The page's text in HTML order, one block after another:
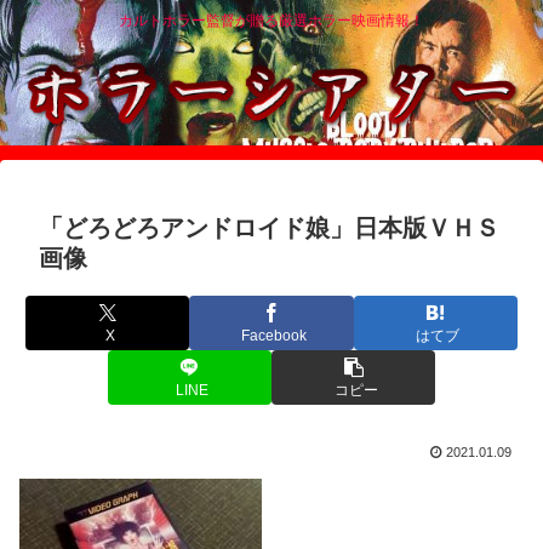
カルトホラー監督が贈る厳選ホラー映画情報！
「どろどろアンドロイド娘」日本版ＶＨＳ
画像
X Facebook はてブ
LINE コピー
2021.01.09